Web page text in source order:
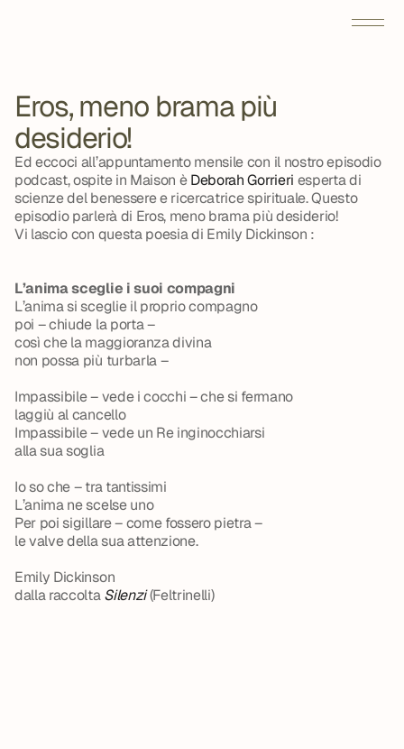
Eros, meno brama più
desiderio!
Ed eccoci all’appuntamento mensile con il nostro episodio
podcast, ospite in Maison è Deborah Gorrieri esperta di
scienze del benessere e ricercatrice spirituale. Questo
episodio parlerà di Eros, meno brama più desiderio!
Vi lascio con questa poesia di Emily Dickinson :
L’anima sceglie i suoi compagni
L’anima si sceglie il proprio compagno
poi – chiude la porta –
così che la maggioranza divina
non possa più turbarla –
Impassibile – vede i cocchi – che si fermano
laggiù al cancello
Impassibile – vede un Re inginocchiarsi
alla sua soglia
Io so che – tra tantissimi
L’anima ne scelse uno
Per poi sigillare – come fossero pietra –
le valve della sua attenzione.
Emily Dickinson
dalla raccolta Silenzi(Feltrinelli)